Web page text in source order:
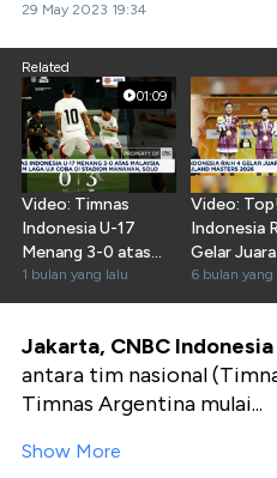
29 May 2023 19:34
Related
01:09
Video: Timnas
Indonesia U-17
Menang 3-0 atas
Malaysia
1 bulan yang lalu
Video: Top!
Indonesia
Gelar
Thailand
2026
6 bulan yang
Jakarta, CNBC Indonesia
antara tim nasional
Timnas Argentina mulai...
Show More